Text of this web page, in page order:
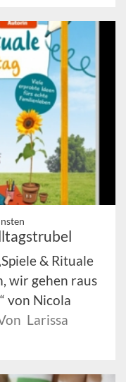
& Rituale
wir gehen raus
von Nicola
Larissa